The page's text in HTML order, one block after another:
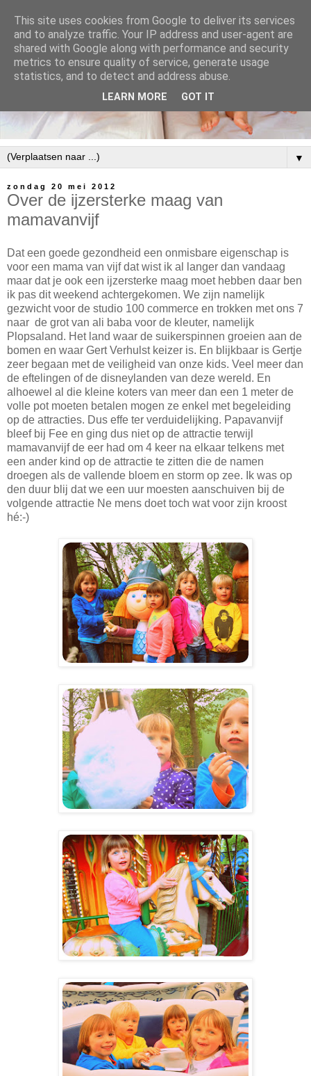
▼
zondag 20 mei 2012
Over de ijzersterke maag van
mamavanvijf
Dat een goede gezondheid een onmisbare eigenschap is
voor een mama van vijf dat wist ik al langer dan vandaag
maar dat je ook een ijzersterke maag moet hebben daar ben
ik pas dit weekend achtergekomen. We zijn namelijk
gezwicht voor de studio 100 commerce en trokken met ons 7
naar de grot van ali baba voor de kleuter, namelijk
Plopsaland. Het land waar de suikerspinnen groeien aan de
bomen en waar Gert Verhulst keizer is. En blijkbaar is Gertje
zeer begaan met de veiligheid van onze kids. Veel meer dan
de eftelingen of de disneylanden van deze wereld. En
alhoewel al die kleine koters van meer dan een 1 meter de
volle pot moeten betalen mogen ze enkel met begeleiding
op de attracties. Dus effe ter verduidelijking. Papavanvijf
bleef bij Fee en ging dus niet op de attractie terwijl
mamavanvijf de eer had om 4 keer na elkaar telkens met
een ander kind op de attractie te zitten die de namen
droegen als de vallende bloem en storm op zee. Ik was op
den duur blij dat we een uur moesten aanschuiven bij de
volgende attractie Ne mens doet toch wat voor zijn kroost
hé:-)
This site uses cookies from Google to deliver its services
and to analyze traffic. Your IP address and user-agent are
shared with Google along with performance and security
metrics to ensure quality of service, generate usage
statistics, and to detect and address abuse.
LEARN MORE GOT IT